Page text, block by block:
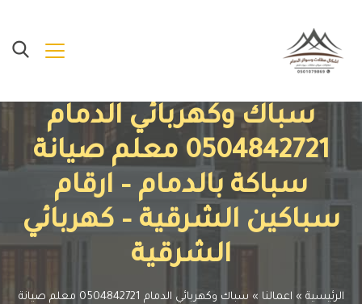
سباك وكهربائي الدمام
0504842721 معلم صيانة
سباكة بالدمام – ارقام
سباكين الشرقية – كهربائي
الشرقية
الرئيسية » اعمالنا »
سباك وكهربائي الدمام 0504842721 معلم صيانة